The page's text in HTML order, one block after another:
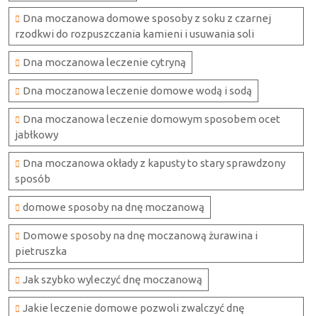
Dna moczanowa domowe sposoby z soku z czarnej
rzodkwi do rozpuszczania kamieni i usuwania soli
Dna moczanowa leczenie cytryną
Dna moczanowa leczenie domowe wodą i sodą
Dna moczanowa leczenie domowym sposobem ocet
jabłkowy
Dna moczanowa okłady z kapusty to stary sprawdzony
sposób
domowe sposoby na dnę moczanową
Domowe sposoby na dnę moczanową żurawina i
pietruszka
Jak szybko wyleczyć dnę moczanową
Jakie leczenie domowe pozwoli zwalczyć dnę